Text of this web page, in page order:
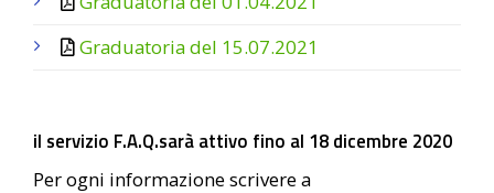
Graduatoria del 15.07.2021
il servizio F.A.Q.sarà attivo fino al 18 dicembre 2020
Per ogni informazione scrivere a